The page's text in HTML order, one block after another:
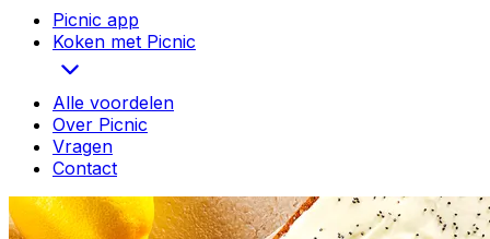
Picnic app
Koken met Picnic
Alle voordelen
Over Picnic
Vragen
Contact